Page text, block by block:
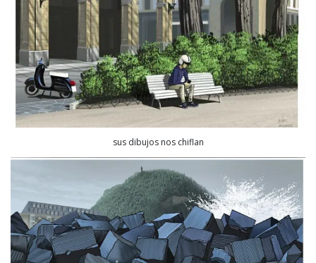
sus dibujos nos chiflan